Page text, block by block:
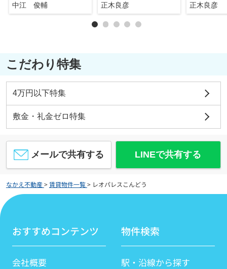
中江 俊輔 正木良彦 正木良彦
こだわり特集
4万円以下特集
敷金・礼金ゼロ特集
メールで共有する LINEで共有する
なかえ不動産>賃貸物件一覧> レオパレスこんどう
おすすめコンテンツ
会社概要
物件検索
駅・沿線から探す